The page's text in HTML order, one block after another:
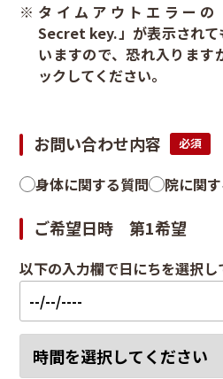
タイムアウトエラーの
Secret key.」が表示されて
いますので、恐れ入ります
ックしてください。
お問い合わせ内容 必須
身体に関する質問 院に関
ご希望日時 第1希望
以下の入力欄で日にちを選択し